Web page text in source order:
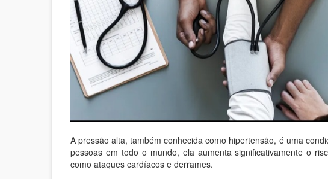
A pressão alta, também conhecida como hipertensão, é uma
pessoas em todo o mundo, ela aumenta significativamente o
como ataques cardíacos e derrames.